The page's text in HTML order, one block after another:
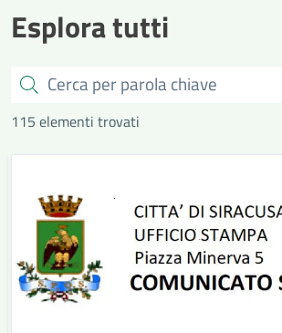
Esplora tutti
Cerca
115 elementi trovati